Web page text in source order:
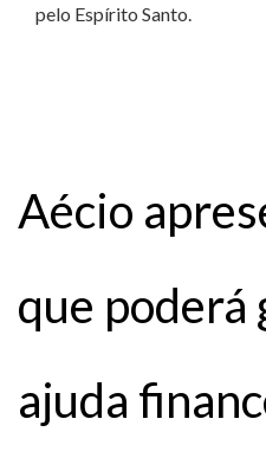
pelo Espírito Santo.
Aécio
que
ajuda